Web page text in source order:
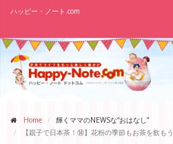
ハッピー・ノート.com
Home
輝くママのNEWSな“おはなし”
【親子で日本茶！⑭】花粉の季節もお茶を飲もう